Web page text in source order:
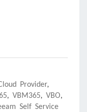
Provider,
, VBM365, VBO,
Self Service